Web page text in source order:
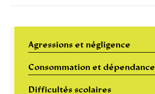
Agressions et négligence
Consommation et dépendance
Difficultés scolaires